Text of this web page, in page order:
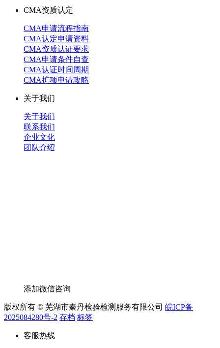
CMA资质认定
CMA申请流程指南
CMA认定申请资料
CMA资质认证要求
CMA申请条件自查
CMA认证时间周期
CMA扩项申请攻略
关于我们
关于我们
联系我们
企业文化
团队介绍
添加微信咨询
版权所有 © 芜湖市秦丹检验检测服务有限公司 皖ICP备
2025084280号-2 存档 标签
客服热线